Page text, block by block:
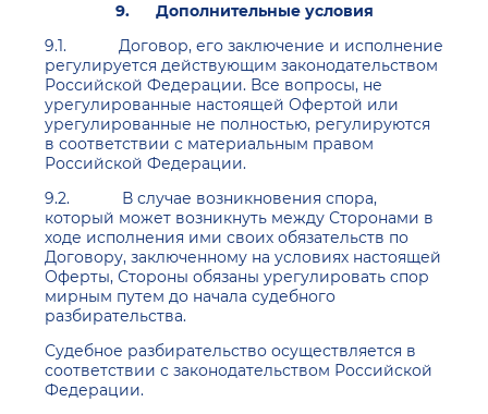
9. Дополнительные условия
9.1. Договор, его заключение и исполнение
регулируется действующим законодательством
Российской Федерации. Все вопросы, не
урегулированные настоящей Офертой или
урегулированные не полностью, регулируются
в соответствии с материальным правом
Российской Федерации.
9.2. В случае возникновения спора,
который может возникнуть между Сторонами в
ходе исполнения ими своих обязательств по
Договору, заключенному на условиях настоящей
Оферты, Стороны обязаны урегулировать спор
мирным путем до начала судебного
разбирательства.
Судебное разбирательство осуществляется в
соответствии с законодательством Российской
Федерации.